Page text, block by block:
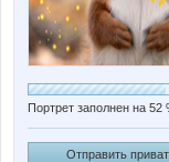
Портрет заполнен на 52
Отправить